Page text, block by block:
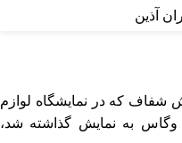
شفاف که در نمایشگاه لوازم
به نمایش گذاشته شد،